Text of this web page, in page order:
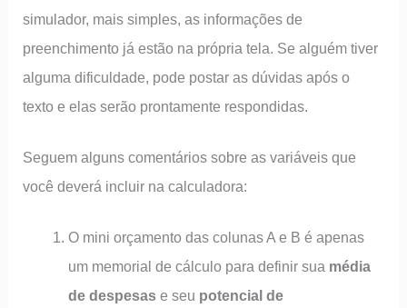
simulador, mais simples, as informações de
preenchimento já estão na própria tela. Se alguém tiver
alguma dificuldade, pode postar as dúvidas após o
texto e elas serão prontamente respondidas.
Seguem alguns comentários sobre as variáveis que
você deverá incluir na calculadora:
O mini orçamento das colunas A e B é apenas
um memorial de cálculo para definir sua média
de despesase seu potencial de